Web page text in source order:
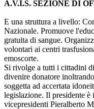
A.V.I.S. SEZIONE DI
E una struttura a livello:
Nazionale. Promuove
gratuita di sangue.
volontari ai centri
emoscorte.
Si rivolge a tutti i cittadini
divenire donatore
soggetta ad accertata
legislazione. Il presidente
vicepresidenti Pieralberto